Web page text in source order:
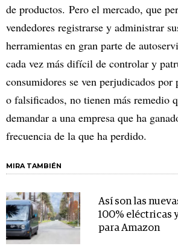
de productos. Pero el mercado, que
vendedores registrarse y administrar
herramientas en gran parte de
cada vez más difícil de controlar y
consumidores se ven perjudicados por
o falsificados, no tienen más remedio
demandar a una empresa que ha
frecuencia de la que ha perdido.
MIRA TAMBIÉN
Así son las
100% eléctricas
para Amazon